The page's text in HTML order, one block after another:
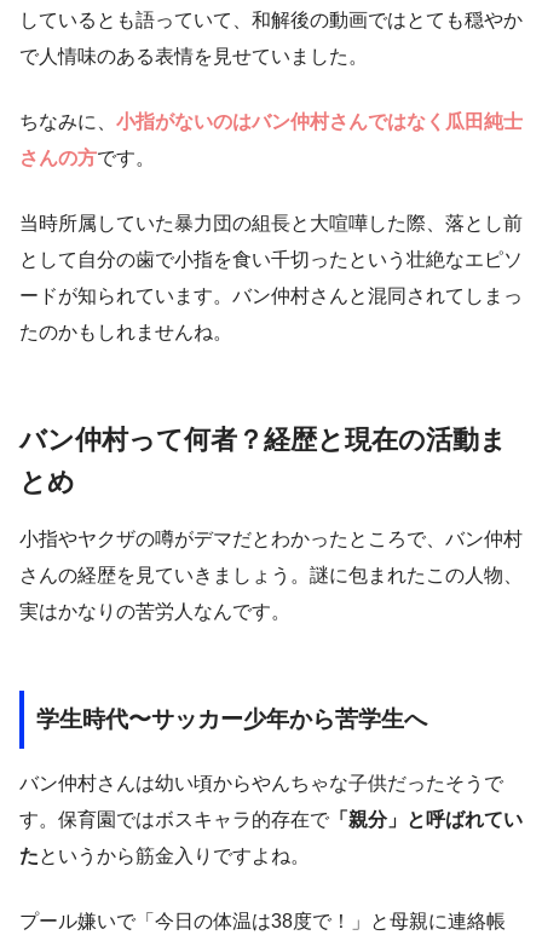
しているとも語っていて、和解後の動画ではとても穏やか
で人情味のある表情を見せていました。
ちなみに、 小指がないのはバン仲村さんではなく瓜田純士
さんの方です。
当時所属していた暴力団の組長と大喧嘩した際、落とし前
として自分の歯で小指を食い千切ったという壮絶なエピソ
ードが知られています。バン仲村さんと混同されてしまっ
たのかもしれませんね。
バン仲村って何者？経歴と現在の活動ま
とめ
小指やヤクザの噂がデマだとわかったところで、バン仲村
さんの経歴を見ていきましょう。謎に包まれたこの人物、
実はかなりの苦労人なんです。
学生時代〜サッカー少年から苦学生へ
バン仲村さんは幼い頃からやんちゃな子供だったそうで
す。保育園ではボスキャラ的存在で 「親分」と呼ばれてい
たというから筋金入りですよね。
プール嫌いで「今日の体温は38度で！」と母親に連絡帳